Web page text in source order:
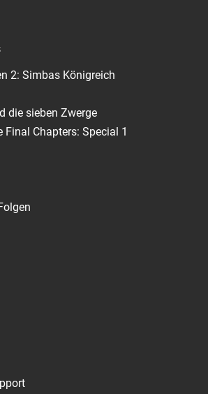
2: Simbas Königreich
die sieben Zwerge
Chapters: Special 1